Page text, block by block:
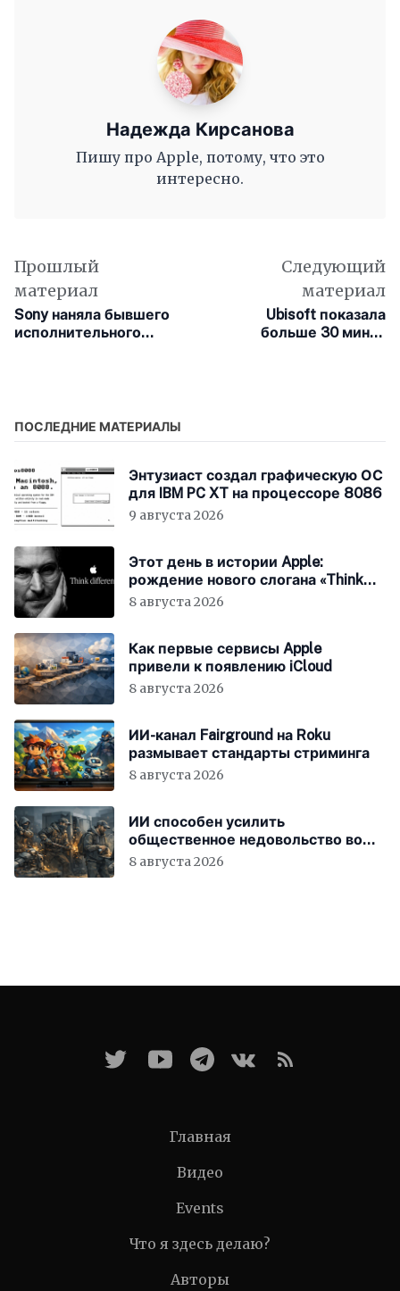
Надежда Кирсанова
Пишу про Apple, потому, что это
интересно.
Прошлый
материал
Sony наняла бывшего
исполнительного
Следующий
материал
Ubisoft показала
больше 30 минут
ПОСЛЕДНИЕ МАТЕРИАЛЫ
Энтузиаст создал графическую ОС
для IBM PC XT на процессоре 8086
9 августа 2026
Этот день в истории Apple:
рождение нового слогана «Think
Different»
8 августа 2026
Как первые сервисы Apple
привели к появлению iCloud
8 августа 2026
ИИ-канал Fairground на Roku
размывает стандарты стриминга
8 августа 2026
ИИ способен усилить
общественное недовольство во
всём мире
8 августа 2026
Главная
Видео
Events
Что я здесь делаю?
Авторы